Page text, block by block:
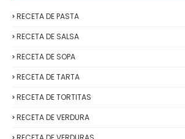
RECETA DE PASTA
RECETA DE SALSA
RECETA DE SOPA
RECETA DE TARTA
RECETA DE TORTITAS
RECETA DE VERDURA